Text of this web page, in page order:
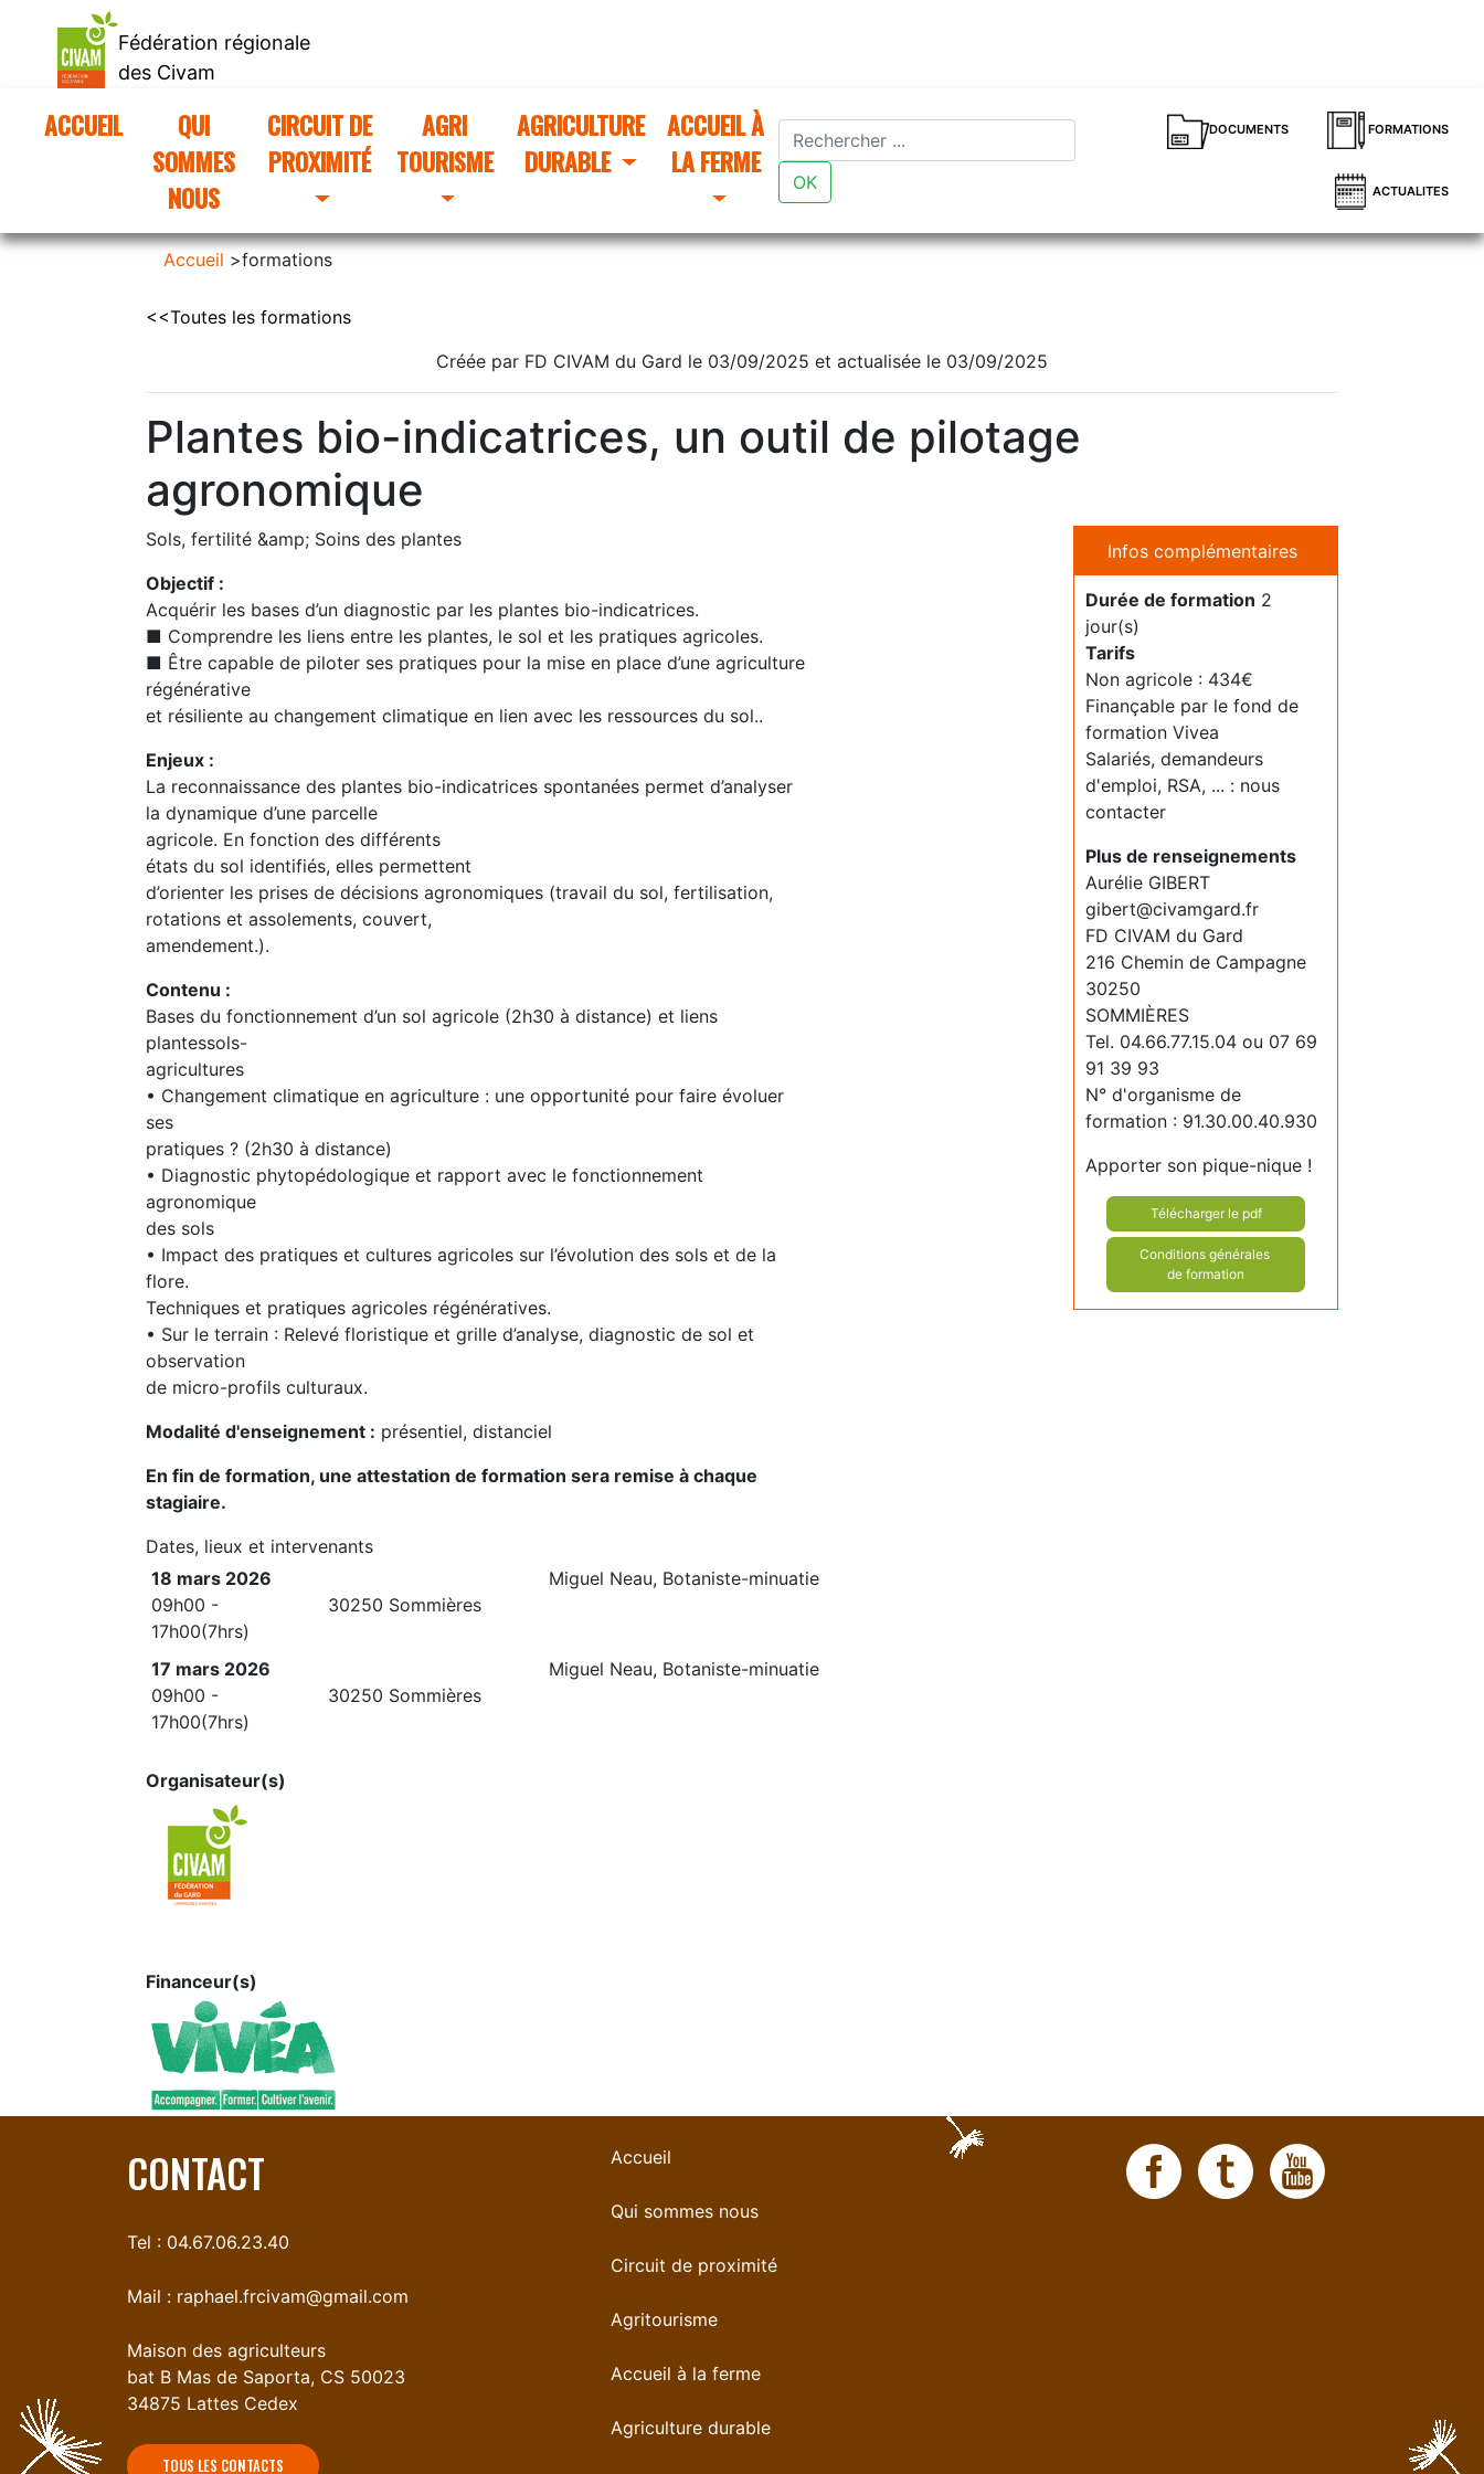
Fédération régionale
des Civam
ACCUEIL(CURRENT)
QUI
SOMMES
NOUS
CIRCUIT DE
PROXIMITÉ
AGRI
TOURISME
AGRICULTURE
DURABLE
ACCUEIL À
LA FERME
OK
DOCUMENTS FORMATIONS
ACTUALITES
Accueil >formations
<<Toutes les formations
Créée par FD CIVAM du Gard le 03/09/2025 et actualisée le 03/09/2025
Plantes bio-indicatrices, un outil de pilotage
agronomique
Sols, fertilité &amp; Soins des plantes
Objectif :
Acquérir les bases d’un diagnostic par les plantes bio-indicatrices.
■ Comprendre les liens entre les plantes, le sol et les pratiques agricoles.
■ Être capable de piloter ses pratiques pour la mise en place d’une agriculture
régénérative
et résiliente au changement climatique en lien avec les ressources du sol..
Enjeux :
La reconnaissance des plantes bio-indicatrices spontanées permet d’analyser
la dynamique d’une parcelle
agricole. En fonction des différents
états du sol identifiés, elles permettent
d’orienter les prises de décisions agronomiques (travail du sol, fertilisation,
rotations et assolements, couvert,
amendement.).
Contenu :
Bases du fonctionnement d’un sol agricole (2h30 à distance) et liens
plantessols-
agricultures
• Changement climatique en agriculture : une opportunité pour faire évoluer
ses
pratiques ? (2h30 à distance)
• Diagnostic phytopédologique et rapport avec le fonctionnement
agronomique
des sols
• Impact des pratiques et cultures agricoles sur l’évolution des sols et de la
flore.
Techniques et pratiques agricoles régénératives.
• Sur le terrain : Relevé floristique et grille d’analyse, diagnostic de sol et
observation
de micro-profils culturaux.
Modalité d'enseignement : présentiel, distanciel
En fin de formation, une attestation de formation sera remise à chaque
stagiaire.
Infos complémentaires
Durée de formation 2
jour(s)
Tarifs
Non agricole : 434€
Finançable par le fond de
formation Vivea
Salariés, demandeurs
d'emploi, RSA, ... : nous
contacter
Plus de renseignements
Aurélie GIBERT
gibert@civamgard.fr
FD CIVAM du Gard
216 Chemin de Campagne
30250
SOMMIÈRES
Tel. 04.66.77.15.04 ou 07 69
91 39 93
N° d'organisme de
formation : 91.30.00.40.930
Apporter son pique-nique !
Télécharger le pdf
Conditions générales
de formation
Dates, lieux et intervenants
18 mars 2026
09h00 -
17h00(7hrs)
30250 Sommières
Miguel Neau, Botaniste-minuatie
17 mars 2026
09h00 -
17h00(7hrs)
30250 Sommières
Miguel Neau, Botaniste-minuatie
Organisateur(s)
Financeur(s)
CONTACT
Tel : 04.67.06.23.40
Mail : raphael.frcivam@gmail.com
Maison des agriculteurs
bat B Mas de Saporta, CS 50023
34875 Lattes Cedex
TOUS LES CONTACTS
Accueil
Qui sommes nous
Circuit de proximité
Agritourisme
Accueil à la ferme
Agriculture durable